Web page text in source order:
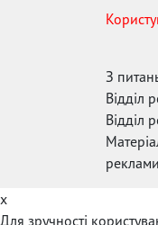
З
Відділ
Відділ
реклами
x
Для зручності